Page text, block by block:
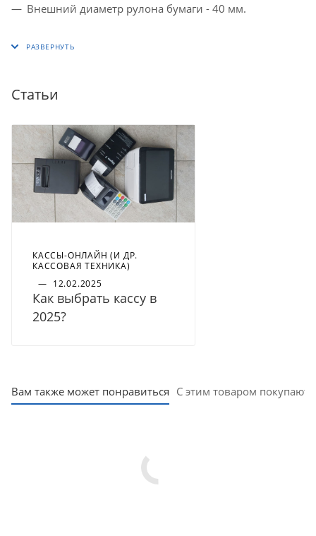
Внешний диаметр рулона бумаги - 40 мм.
Статьи
КАССЫ-ОНЛАЙН (И ДР.
КАССОВАЯ ТЕХНИКА)
— 12.02.2025
Как выбрать кассу в
2025?
Вам также может понравиться С этим товаром покупают